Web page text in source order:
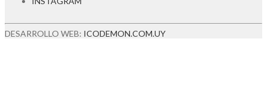
DESARROLLO WEB: ICODEMON.COM.UY